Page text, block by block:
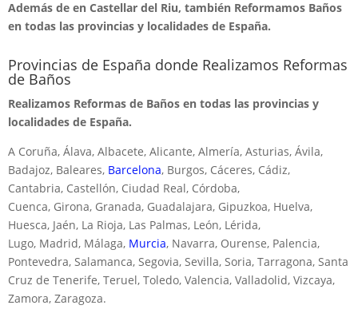
Además de en Castellar del Riu, también Reformamos Baños
en todas las provincias y localidades de España.
Provincias de España donde Realizamos Reformas
de Baños
Realizamos Reformas de Baños en todas las provincias y
localidades de España.
A Coruña, Álava, Albacete, Alicante, Almería, Asturias, Ávila,
Badajoz, Baleares, Barcelona, Burgos, Cáceres, Cádiz,
Cantabria, Castellón, Ciudad Real, Córdoba,
Cuenca, Girona, Granada, Guadalajara, Gipuzkoa, Huelva,
Huesca, Jaén, La Rioja, Las Palmas, León, Lérida,
Lugo, Madrid, Málaga, Murcia, Navarra, Ourense, Palencia,
Pontevedra, Salamanca, Segovia, Sevilla, Soria, Tarragona, Santa
Cruz de Tenerife, Teruel, Toledo, Valencia, Valladolid, Vizcaya,
Zamora, Zaragoza.